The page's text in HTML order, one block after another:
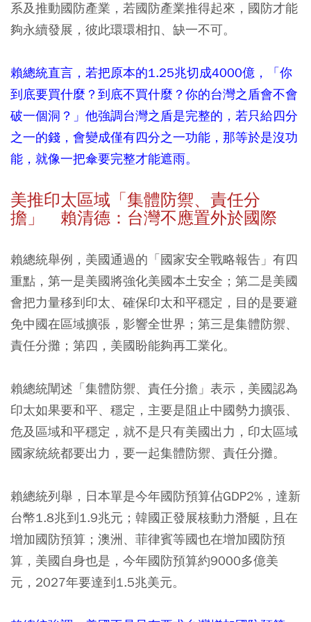
系及推動國防產業，若國防產業推得起來，國防才能
夠永續發展，彼此環環相扣、缺一不可。
賴總統直言，若把原本的1.25兆切成4000億，「你
到底要買什麼？到底不買什麼？你的台灣之盾會不會
破一個洞？」他強調台灣之盾是完整的，若只給四分
之一的錢，會變成僅有四分之一功能，那等於是沒功
能，就像一把傘要完整才能遮雨。
美推印太區域「集體防禦、責任分
擔」 賴清德：台灣不應置外於國際
賴總統舉例，美國通過的「國家安全戰略報告」有四
重點，第一是美國將強化美國本土安全；第二是美國
會把力量移到印太、確保印太和平穩定，目的是要避
免中國在區域擴張，影響全世界；第三是集體防禦、
責任分攤；第四，美國盼能夠再工業化。
賴總統闡述「集體防禦、責任分擔」表示，美國認為
印太如果要和平、穩定，主要是阻止中國勢力擴張、
危及區域和平穩定，就不是只有美國出力，印太區域
國家統統都要出力，要一起集體防禦、責任分攤。
賴總統列舉，日本單是今年國防預算佔GDP2%，達新
台幣1.8兆到1.9兆元；韓國正發展核動力潛艇，且在
增加國防預算；澳洲、菲律賓等國也在增加國防預
算，美國自身也是，今年國防預算約9000多億美
元，2027年要達到1.5兆美元。